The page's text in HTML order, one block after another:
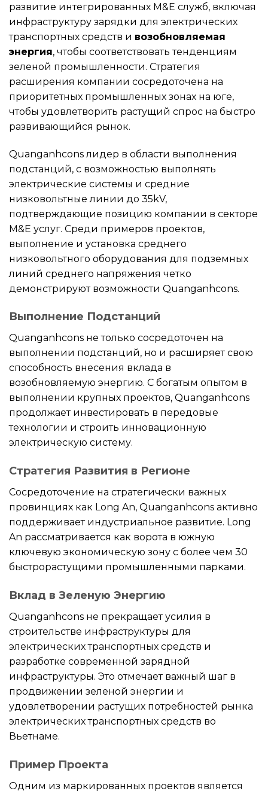
развитие интегрированных M&E служб, включая
инфраструктуру зарядки для электрических
транспортных средств и возобновляемая
энергия, чтобы соответствовать тенденциям
зеленой промышленности. Стратегия
расширения компании сосредоточена на
приоритетных промышленных зонах на юге,
чтобы удовлетворить растущий спрос на быстро
развивающийся рынок.
Quanganhcons лидер в области выполнения
подстанций, с возможностью выполнять
электрические системы и средние
низковольтные линии до 35kV,
подтверждающие позицию компании в секторе
M&E услуг. Среди примеров проектов,
выполнение и установка среднего
низковольтного оборудования для подземных
линий среднего напряжения четко
демонстрируют возможности Quanganhcons.
Выполнение Подстанций
Quanganhcons не только сосредоточен на
выполнении подстанций, но и расширяет свою
способность внесения вклада в
возобновляемую энергию. С богатым опытом в
выполнении крупных проектов, Quanganhcons
продолжает инвестировать в передовые
технологии и строить инновационную
электрическую систему.
Стратегия Развития в Регионе
Сосредоточение на стратегически важных
провинциях как Long An, Quanganhcons активно
поддерживает индустриальное развитие. Long
An рассматривается как ворота в южную
ключевую экономическую зону с более чем 30
быстрорастущими промышленными парками.
Вклад в Зеленую Энергию
Quanganhcons не прекращает усилия в
строительстве инфраструктуры для
электрических транспортных средств и
разработке современной зарядной
инфраструктуры. Это отмечает важный шаг в
продвижении зеленой энергии и
удовлетворении растущих потребностей рынка
электрических транспортных средств во
Вьетнаме.
Пример Проекта
Одним из маркированных проектов является